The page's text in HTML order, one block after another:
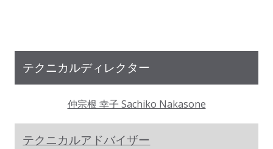
テクニカルディレクター
仲宗根 幸子 Sachiko Nakasone
テクニカルアドバイザー